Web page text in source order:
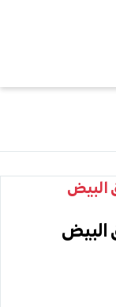
البيض
البيض